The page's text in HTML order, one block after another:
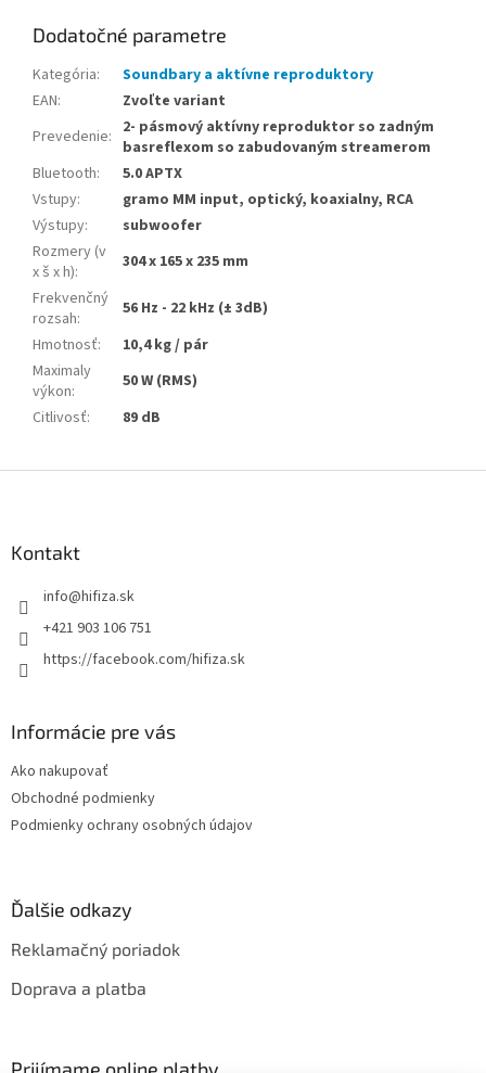
Dodatočné parametre
Kategória:
Soundbary a aktívne reproduktory
EAN:
Zvoľte variant
Prevedenie: 2- pásmový aktívny reproduktor so zadným
basreflexom so zabudovaným streamerom
Bluetooth:
5.0 APTX
Vstupy:
gramo MM input, optický, koaxialny, RCA
Výstupy:
subwoofer
Rozmery (v
x š x h):
304 x 165 x 235 mm
Frekvenčný
rozsah:
56 Hz - 22 kHz (± 3dB)
Hmotnosť:
10,4 kg / pár
Maximaly
výkon:
50 W (RMS)
Citlivosť: 89 dB
Kontakt
info@hifiza.sk
+421 903 106 751
https://facebook.com/hifiza.sk
Informácie pre vás
Ako nakupovať
Obchodné podmienky
Podmienky ochrany osobných údajov
Ďalšie odkazy
Reklamačný poriadok
Doprava a platba